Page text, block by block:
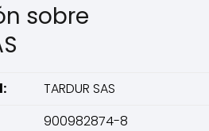
sobre
TARDUR SAS
900982874-8